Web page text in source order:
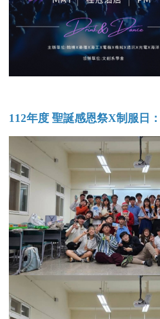
112年度 聖誕感恩祭X制服日：